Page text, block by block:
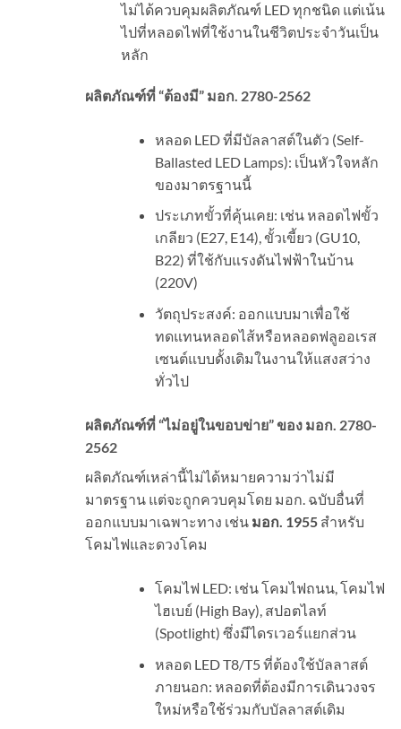
ไม่ได้ควบคุมผลิตภัณฑ์ LED ทุกชนิด แต่เน้น
ไปที่หลอดไฟที่ใช้งานในชีวิตประจำวันเป็น
หลัก
ผลิตภัณฑ์ที่ “ต้องมี” มอก. 2780-2562
หลอด LED ที่มีบัลลาสต์ในตัว (Self-
Ballasted LED Lamps): เป็นหัวใจหลัก
ของมาตรฐานนี้
ประเภทขั้วที่คุ้นเคย: เช่น หลอดไฟขั้ว
เกลียว (E27, E14), ขั้วเขี้ยว (GU10,
B22) ที่ใช้กับแรงดันไฟฟ้าในบ้าน
(220V)
วัตถุประสงค์: ออกแบบมาเพื่อใช้
ทดแทนหลอดไส้หรือหลอดฟลูออเรส
เซนต์แบบดั้งเดิมในงานให้แสงสว่าง
ทั่วไป
ผลิตภัณฑ์ที่ “ไม่อยู่ในขอบข่าย” ของ มอก. 2780-
2562
ผลิตภัณฑ์เหล่านี้ไม่ได้หมายความว่าไม่มี
มาตรฐาน แต่จะถูกควบคุมโดย มอก. ฉบับอื่นที่
ออกแบบมาเฉพาะทาง เช่น มอก. 1955 สำหรับ
โคมไฟและดวงโคม
โคมไฟ LED: เช่น โคมไฟถนน, โคมไฟ
ไฮเบย์ (High Bay), สปอตไลท์
(Spotlight) ซึ่งมีไดรเวอร์แยกส่วน
หลอด LED T8/T5 ที่ต้องใช้บัลลาสต์
ภายนอก: หลอดที่ต้องมีการเดินวงจร
ใหม่หรือใช้ร่วมกับบัลลาสต์เดิม